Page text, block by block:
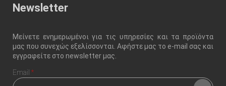
Newsletter
Μείνετε ενημερωμένοι για τις υπηρεσίες και τα προϊόντα
μας που συνεχώς εξελίσσονται. Αφήστε μας το e-mail σας και
εγγραφείτε στο newsletter μας.
Email *